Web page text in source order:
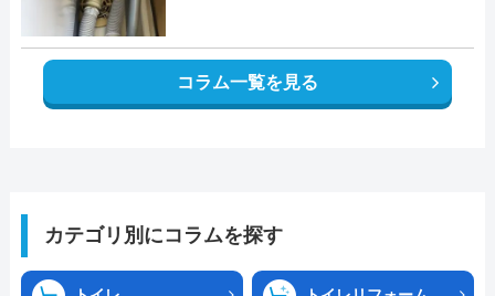
コラム一覧を見る
カテゴリ別にコラムを探す